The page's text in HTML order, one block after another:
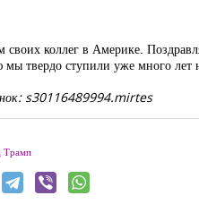
коллег в Америке.
твердо ступили уже много лет
s30116489994.mirtes
Трамп